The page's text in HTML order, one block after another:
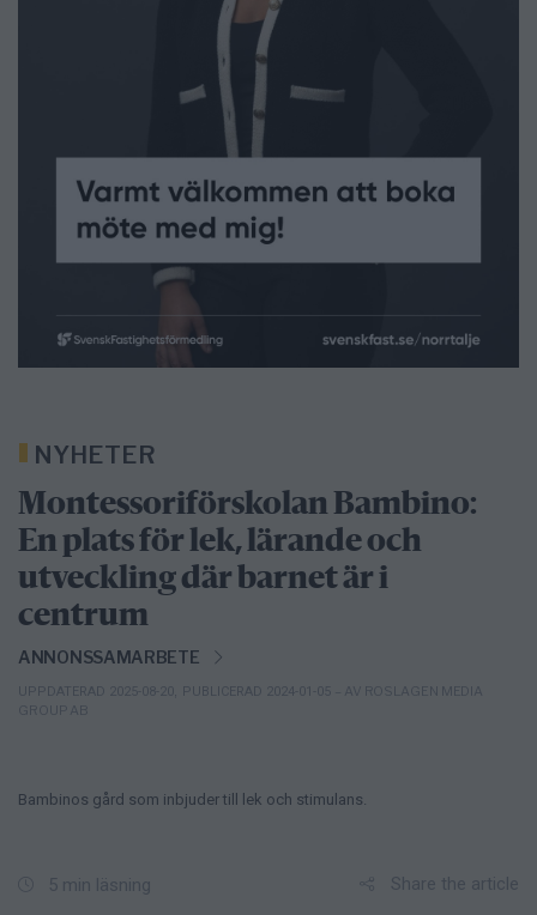
NYHETER
Montessoriförskolan Bambino:
En plats för lek, lärande och
utveckling där barnet är i
centrum
ANNONSSAMARBETE
UPPDATERAD 2025-08-20 PUBLICERAD 2024-01-05
– AV ROSLAGEN MEDIA
GROUP AB
Bambinos gård som inbjuder till lek och stimulans.
5 min läsning Share the article